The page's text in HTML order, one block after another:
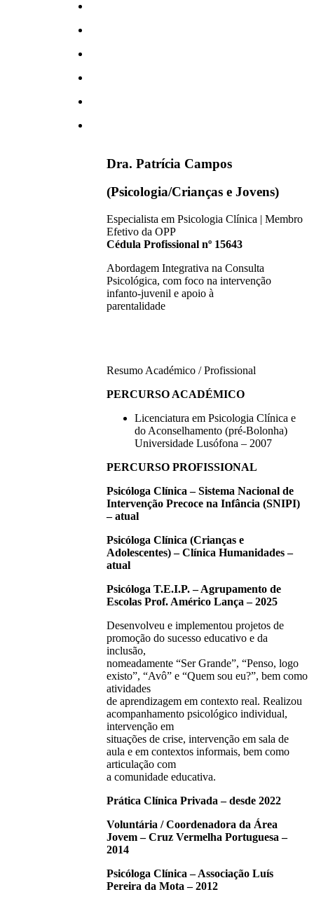
Dra. Patrícia Campos
(Psicologia/Crianças e Jovens)
Especialista em Psicologia Clínica | Membro
Efetivo da OPP
Cédula Profissional nº 15643
Abordagem Integrativa na Consulta
Psicológica, com foco na intervenção
infanto-juvenil e apoio à
parentalidade
Resumo Académico / Profissional
PERCURSO ACADÉMICO
Licenciatura em Psicologia Clínica e
do Aconselhamento (pré-Bolonha)
Universidade Lusófona – 2007
PERCURSO PROFISSIONAL
Psicóloga Clínica – Sistema Nacional de
Intervenção Precoce na Infância (SNIPI)
– atual
Psicóloga Clínica (Crianças e
Adolescentes) – Clínica Humanidades –
atual
Psicóloga T.E.I.P. – Agrupamento de
Escolas Prof. Américo Lança – 2025
Desenvolveu e implementou projetos de
promoção do sucesso educativo e da
inclusão,
nomeadamente “Ser Grande”, “Penso, logo
existo”, “Avô” e “Quem sou eu?”, bem como
atividades
de aprendizagem em contexto real. Realizou
acompanhamento psicológico individual,
intervenção em
situações de crise, intervenção em sala de
aula e em contextos informais, bem como
articulação com
a comunidade educativa.
Prática Clínica Privada – desde 2022
Voluntária / Coordenadora da Área
Jovem – Cruz Vermelha Portuguesa –
2014
Psicóloga Clínica – Associação Luís
Pereira da Mota – 2012